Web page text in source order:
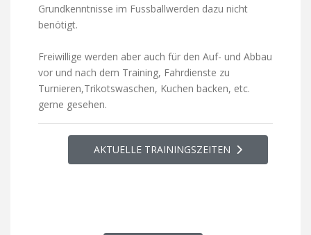
Grundkenntnisse im Fussballwerden dazu nicht
benötigt.
Freiwillige werden aber auch für den Auf- und Abbau
vor und nach dem Training, Fahrdienste zu
Turnieren,Trikotswaschen, Kuchen backen, etc.
gerne gesehen.
AKTUELLE TRAININGSZEITEN